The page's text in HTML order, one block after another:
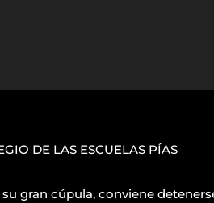
DE LAS ESCUELAS PÍAS
gran cúpula, conviene